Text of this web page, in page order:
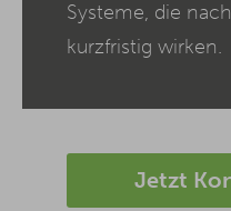
Systeme, die
kurzfristig wirken.
Jetzt